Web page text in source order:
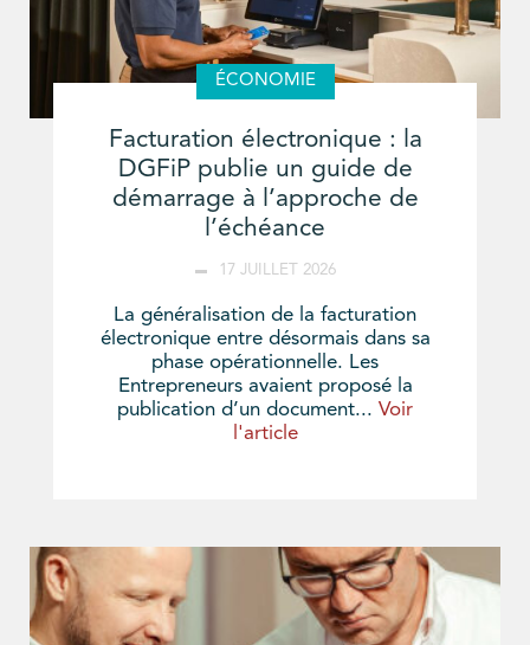
ÉCONOMIE
Facturation électronique : la
DGFiP publie un guide de
démarrage à l’approche de
l’échéance
17 JUILLET 2026
La généralisation de la facturation
électronique entre désormais dans sa
phase opérationnelle. Les
Entrepreneurs avaient proposé la
publication d’un document... Voir
l'article